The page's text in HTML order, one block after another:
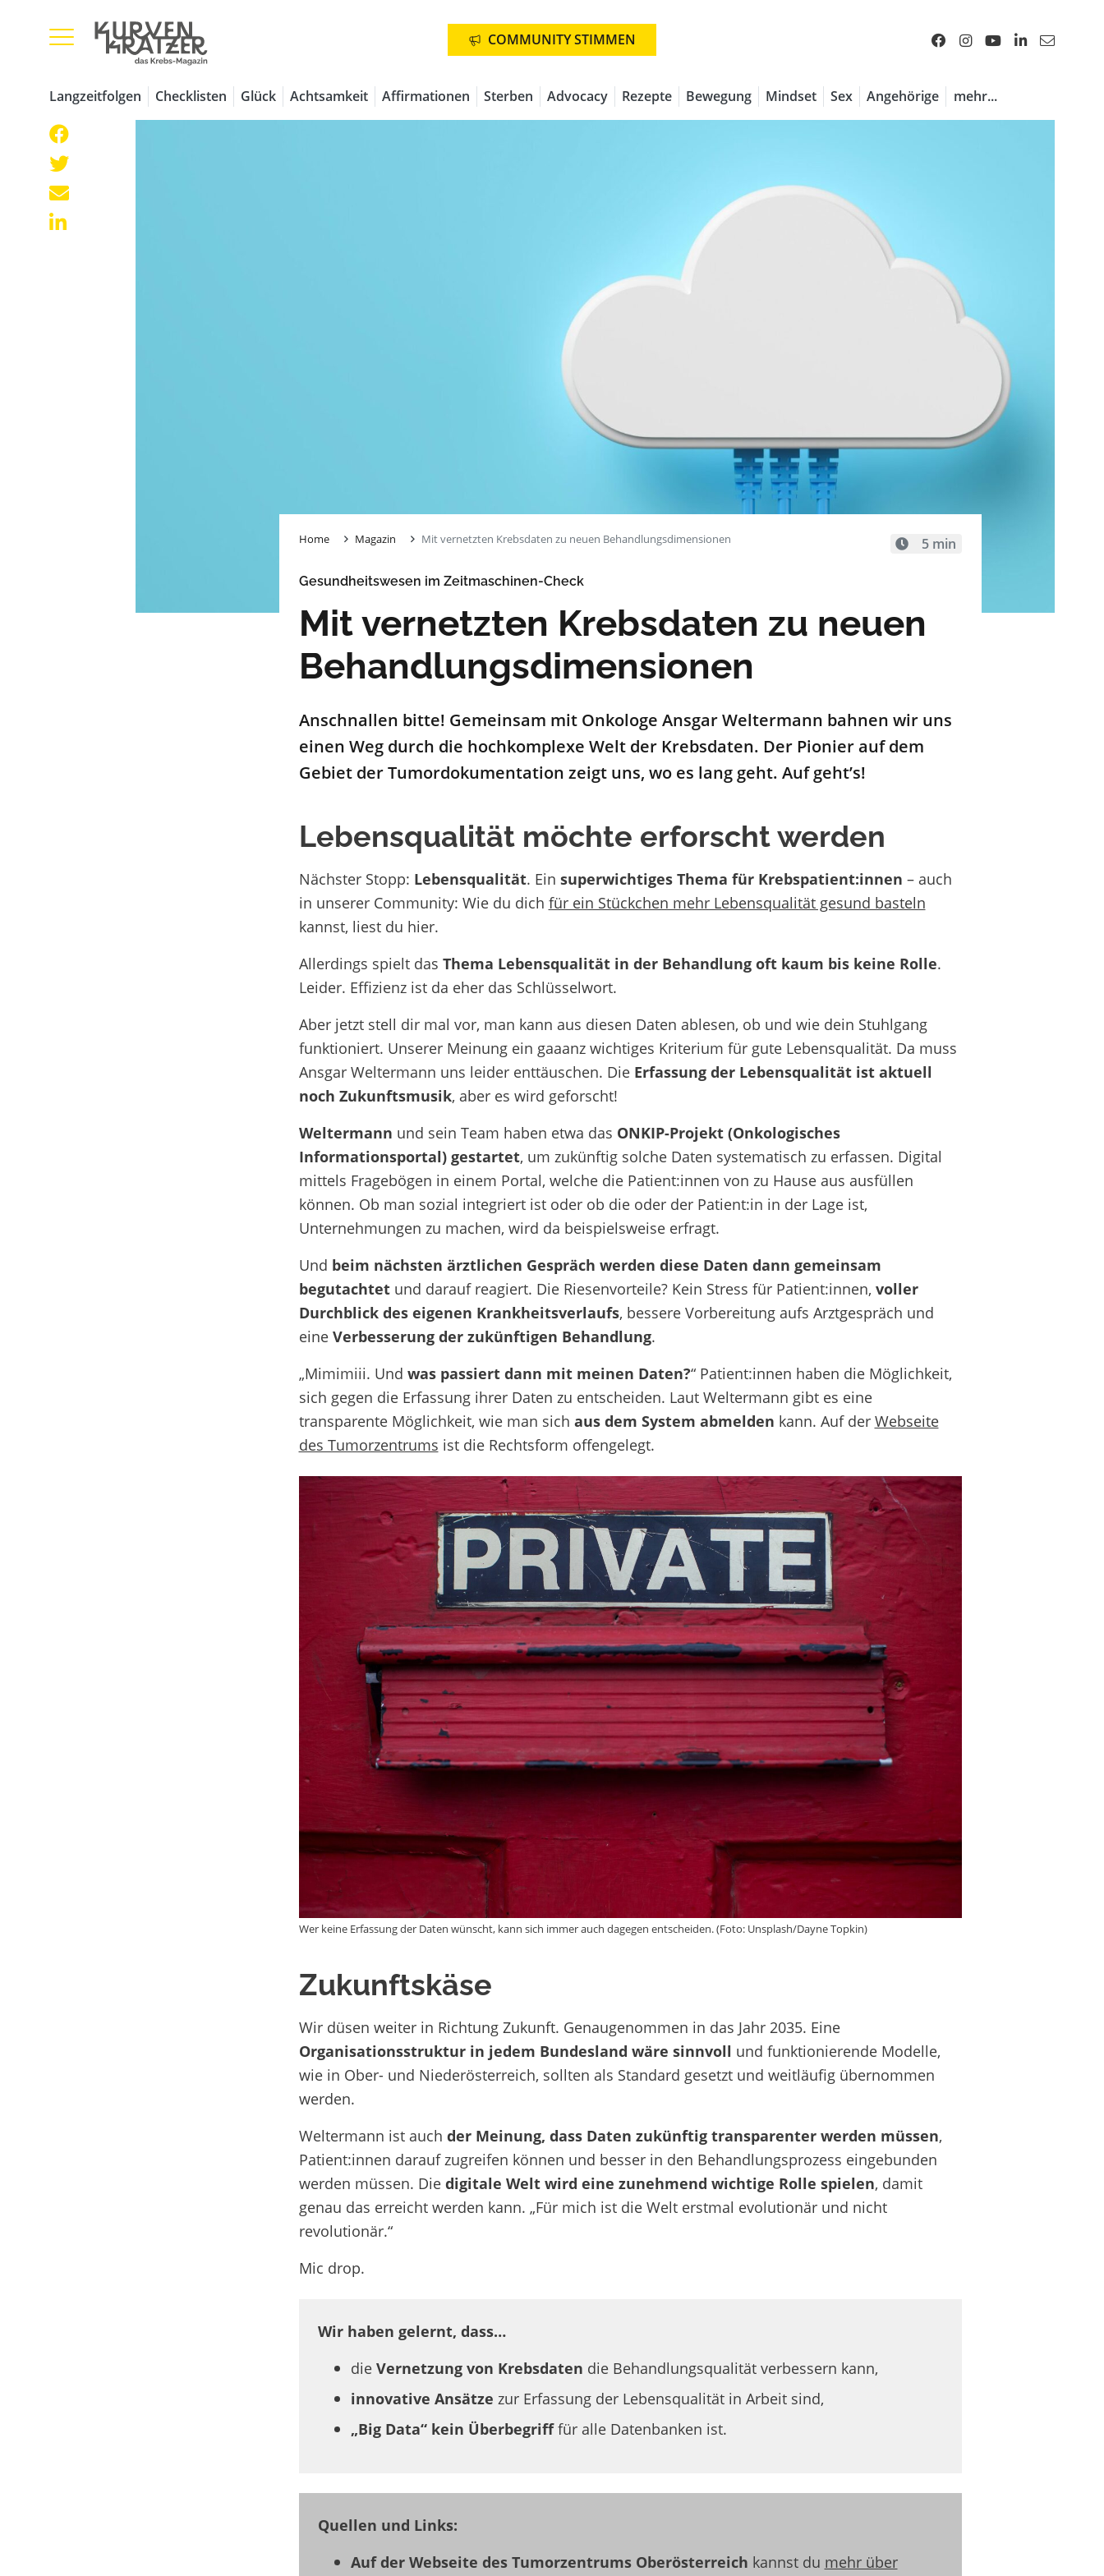
COMMUNITY STIMMEN
Langzeitfolgen Checklisten Glück Achtsamkeit Affirmationen Sterben Advocacy Rezepte Bewegung Mindset Sex Angehörige mehr...
Home Magazin Mit vernetzten Krebsdaten zu neuen Behandlungsdimensionen 5 min
Gesundheitswesen im Zeitmaschinen-Check
Mit vernetzten Krebsdaten zu neuen
Behandlungsdimensionen
Anschnallen bitte! Gemeinsam mit Onkologe Ansgar Weltermann bahnen wir uns
einen Weg durch die hochkomplexe Welt der Krebsdaten. Der Pionier auf dem
Gebiet der Tumordokumentation zeigt uns, wo es lang geht. Auf geht’s!
Lebensqualität möchte erforscht werden
Nächster Stopp: Lebensqualität. Ein superwichtiges Thema für Krebspatient:innen – auch
in unserer Community: Wie du dich für ein Stückchen mehr Lebensqualität gesund basteln
kannst, liest du hier.
Allerdings spielt das Thema Lebensqualität in der Behandlung oft kaum bis keine Rolle.
Leider. Effizienz ist da eher das Schlüsselwort.
Aber jetzt stell dir mal vor, man kann aus diesen Daten ablesen, ob und wie dein Stuhlgang
funktioniert. Unserer Meinung ein gaaanz wichtiges Kriterium für gute Lebensqualität. Da muss
Ansgar Weltermann uns leider enttäuschen. Die Erfassung der Lebensqualität ist aktuell
noch Zukunftsmusik, aber es wird geforscht!
Weltermann und sein Team haben etwa das ONKIP-Projekt (Onkologisches
Informationsportal) gestartet, um zukünftig solche Daten systematisch zu erfassen. Digital
mittels Fragebögen in einem Portal, welche die Patient:innen von zu Hause aus ausfüllen
können. Ob man sozial integriert ist oder ob die oder der Patient:in in der Lage ist,
Unternehmungen zu machen, wird da beispielsweise erfragt.
Und beim nächsten ärztlichen Gespräch werden diese Daten dann gemeinsam
begutachtetund darauf reagiert. Die Riesenvorteile? Kein Stress für Patient:innen, voller
Durchblick des eigenen Krankheitsverlaufs, bessere Vorbereitung aufs Arztgespräch und
eine Verbesserung der zukünftigen Behandlung.
„Mimimiii. Und was passiert dann mit meinen Daten?“ Patient:innen haben die Möglichkeit,
sich gegen die Erfassung ihrer Daten zu entscheiden. Laut Weltermann gibt es eine
transparente Möglichkeit, wie man sich aus dem System abmelden kann. Auf der Webseite
des Tumorzentrums ist die Rechtsform offengelegt.
Wer keine Erfassung der Daten wünscht, kann sich immer auch dagegen entscheiden. (Foto: Unsplash/Dayne Topkin)
Zukunftskäse
Wir düsen weiter in Richtung Zukunft. Genaugenommen in das Jahr 2035. Eine
Organisationsstruktur in jedem Bundesland wäre sinnvoll und funktionierende Modelle,
wie in Ober- und Niederösterreich, sollten als Standard gesetzt und weitläufig übernommen
werden.
Weltermann ist auch der Meinung, dass Daten zukünftig transparenter werden müssen,
Patient:innen darauf zugreifen können und besser in den Behandlungsprozess eingebunden
werden müssen. Die digitale Welt wird eine zunehmend wichtige Rolle spielen, damit
genau das erreicht werden kann. „Für mich ist die Welt erstmal evolutionär und nicht
revolutionär.“
Mic drop.
Wir haben gelernt, dass…
die Vernetzung von Krebsdaten die Behandlungsqualität verbessern kann,
innovative Ansätze zur Erfassung der Lebensqualität in Arbeit sind,
„Big Data“ kein Überbegrifffür alle Datenbanken ist.
Quellen und Links:
Auf der Webseite des Tumorzentrums Oberösterreich kannst du mehr über